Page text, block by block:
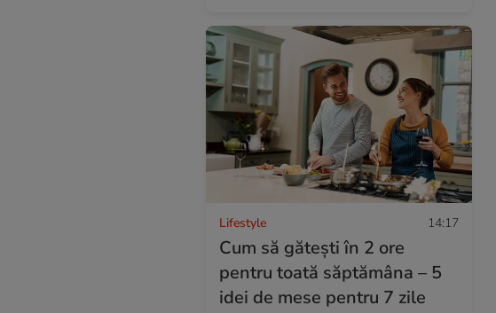
Lifestyle 14:17
Cum să gătești în 2 ore
pentru toată săptămâna – 5
idei de mese pentru 7 zile